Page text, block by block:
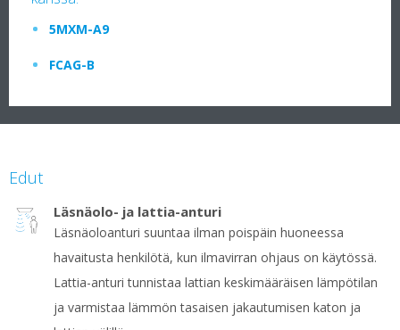
5MXM-A9
FCAG-B
Edut
Läsnäolo- ja lattia-anturi
Läsnäoloanturi suuntaa ilman poispäin huoneessa
havaitusta henkilötä, kun ilmavirran ohjaus on käytössä.
Lattia-anturi tunnistaa lattian keskimääräisen lämpötilan
ja varmistaa lämmön tasaisen jakautumisen katon ja